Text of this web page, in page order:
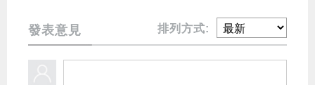
發表意見 排列方式: